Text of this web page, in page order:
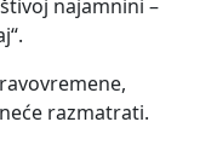
najamnini –
razmatrati.